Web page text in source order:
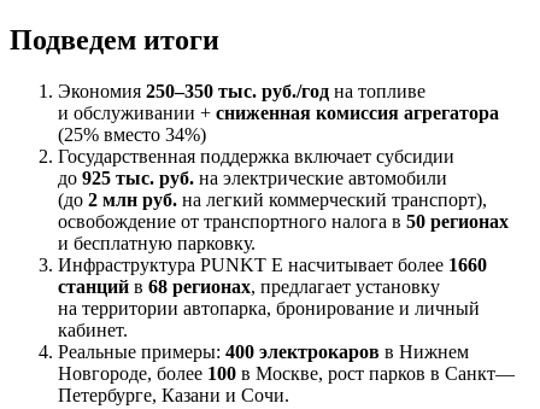
Подведем итоги
Экономия 250–350 тыс. руб./год на топливе
и обслуживании + сниженная комиссия агрегатора
(25% вместо 34%)
Государственная поддержка включает субсидии
до 925 тыс. руб. на электрические автомобили
(до 2 млн руб. на легкий коммерческий транспорт),
освобождение от транспортного налога в 50 регионах
и бесплатную парковку.
Инфраструктура PUNKT E насчитывает более 1660
станций в 68 регионах, предлагает установку
на территории автопарка, бронирование и личный
кабинет.
Реальные примеры: 400 электрокаров в Нижнем
Новгороде, более 100 в Москве, рост парков в Санкт—
Петербурге, Казани и Сочи.